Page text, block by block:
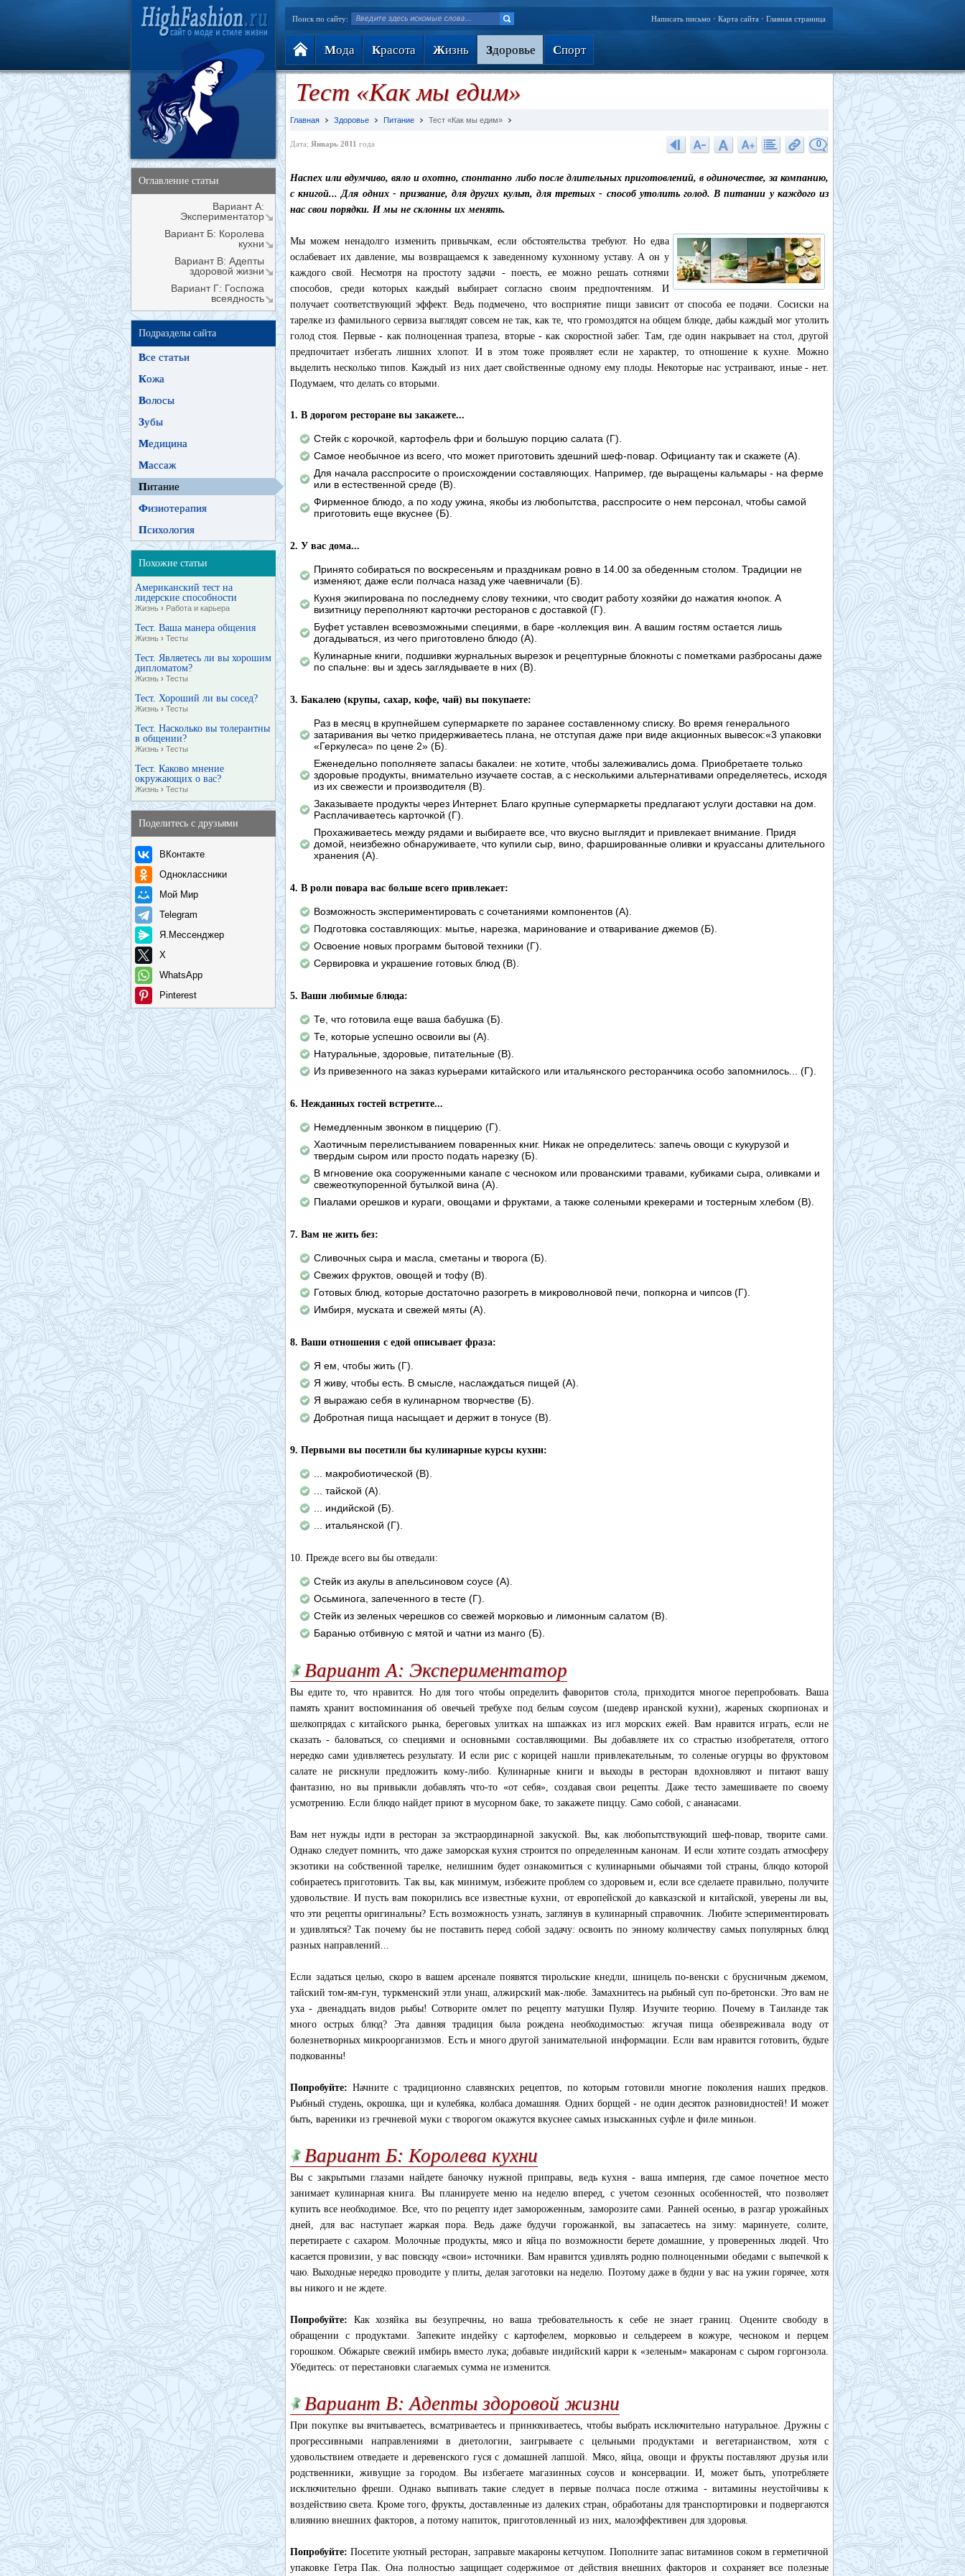
Поиск по сайту: Написать письмо • Карта сайта • Главная страница
Мода Красота Жизнь Здоровье Спорт
Оглавление статьи
Вариант А:
Экспериментатор
Вариант Б: Королева
кухни
Вариант В: Адепты
здоровой жизни
Вариант Г: Госпожа
всеядность
Подразделы сайта
Все статьи
Кожа
Волосы
Зубы
Медицина
Массаж
Питание
Физиотерапия
Психология
Похожие статьи
Американский тест на
лидерские способности
Жизнь › Работа и карьера
Тест. Ваша манера общения
Жизнь › Тесты
Тест. Являетесь ли вы хорошим
дипломатом?
Жизнь › Тесты
Тест. Хороший ли вы сосед?
Жизнь › Тесты
Тест. Насколько вы толерантны
в общении?
Жизнь › Тесты
Тест. Каково мнение
окружающих о вас?
Жизнь › Тесты
Поделитесь с друзьями
ВКонтакте
Одноклассники
Мой Мир
Telegram
Я.Мессенджер
X
WhatsApp
Pinterest
Тест «Как мы едим»
Главная Здоровье Питание Тест «Как мы едим»
Дата: Январь 2011 года 0
Наспех или вдумчиво, вяло и охотно, спонтанно либо после длительных приготовлений, в одиночестве, за компанию,
с книгой... Для одних - призвание, для других культ, для третьих - способ утолить голод. В питании у каждого из
нас свои порядки. И мы не склонны их менять.
Мы можем ненадолго изменить привычкам, если обстоятельства требуют. Но едва
ослабевает их давление, мы возвращаемся к заведенному кухонному уставу. А он у
каждого свой. Несмотря на простоту задачи - поесть, ее можно решать сотнями
способов, среди которых каждый выбирает согласно своим предпочтениям. И
получает соответствующий эффект. Ведь подмечено, что восприятие пищи зависит от способа ее подачи. Сосиски на
тарелке из фамильного сервиза выглядят совсем не так, как те, что громоздятся на общем блюде, дабы каждый мог утолить
голод стоя. Первые - как полноценная трапеза, вторые - как скоростной забег. Там, где один накрывает на стол, другой
предпочитает избегать лишних хлопот. И в этом тоже проявляет если не характер, то отношение к кухне. Можно
выделить несколько типов. Каждый из них дает свойственные одному ему плоды. Некоторые нас устраивают, иные - нет.
Подумаем, что делать со вторыми.
1. В дорогом ресторане вы закажете...
Стейк с корочкой, картофель фри и большую порцию салата (Г).
Самое необычное из всего, что может приготовить здешний шеф-повар. Официанту так и скажете (А).
Для начала расспросите о происхождении составляющих. Например, где выращены кальмары - на ферме
или в естественной среде (В).
Фирменное блюдо, а по ходу ужина, якобы из любопытства, расспросите о нем персонал, чтобы самой
приготовить еще вкуснее (Б).
2. У вас дома...
Принято собираться по воскресеньям и праздникам ровно в 14.00 за обеденным столом. Традиции не
изменяют, даже если полчаса назад уже чаевничали (Б).
Кухня экипирована по последнему слову техники, что сводит работу хозяйки до нажатия кнопок. А
визитницу переполняют карточки ресторанов с доставкой (Г).
Буфет уставлен всевозможными специями, в баре -коллекция вин. А вашим гостям остается лишь
догадываться, из чего приготовлено блюдо (А).
Кулинарные книги, подшивки журнальных вырезок и рецептурные блокноты с пометками разбросаны даже
по спальне: вы и здесь заглядываете в них (В).
3. Бакалею (крупы, сахар, кофе, чай) вы покупаете:
Раз в месяц в крупнейшем супермаркете по заранее составленному списку. Во время генерального
затаривания вы четко придерживаетесь плана, не отступая даже при виде акционных вывесок:«3 упаковки
«Геркулеса» по цене 2» (Б).
Еженедельно пополняете запасы бакалеи: не хотите, чтобы залеживались дома. Приобретаете только
здоровые продукты, внимательно изучаете состав, а с несколькими альтернативами определяетесь, исходя
из их свежести и производителя (В).
Заказываете продукты через Интернет. Благо крупные супермаркеты предлагают услуги доставки на дом.
Расплачиваетесь карточкой (Г).
Прохаживаетесь между рядами и выбираете все, что вкусно выглядит и привлекает внимание. Придя
домой, неизбежно обнаруживаете, что купили сыр, вино, фаршированные оливки и круассаны длительного
хранения (А).
4. В роли повара вас больше всего привлекает:
Возможность экспериментировать с сочетаниями компонентов (А).
Подготовка составляющих: мытье, нарезка, маринование и отваривание джемов (Б).
Освоение новых программ бытовой техники (Г).
Сервировка и украшение готовых блюд (В).
5. Ваши любимые блюда:
Те, что готовила еще ваша бабушка (Б).
Те, которые успешно освоили вы (А).
Натуральные, здоровые, питательные (В).
Из привезенного на заказ курьерами китайского или итальянского ресторанчика особо запомнилось... (Г).
6. Нежданных гостей встретите...
Немедленным звонком в пиццерию (Г).
Хаотичным перелистыванием поваренных книг. Никак не определитесь: запечь овощи с кукурузой и
твердым сыром или просто подать нарезку (Б).
В мгновение ока сооруженными канапе с чесноком или прованскими травами, кубиками сыра, оливками и
свежеоткупоренной бутылкой вина (А).
Пиалами орешков и кураги, овощами и фруктами, а также солеными крекерами и тостерным хлебом (В).
7. Вам не жить без:
Сливочных сыра и масла, сметаны и творога (Б).
Свежих фруктов, овощей и тофу (В).
Готовых блюд, которые достаточно разогреть в микроволновой печи, попкорна и чипсов (Г).
Имбиря, муската и свежей мяты (А).
8. Ваши отношения с едой описывает фраза:
Я ем, чтобы жить (Г).
Я живу, чтобы есть. В смысле, наслаждаться пищей (А).
Я выражаю себя в кулинарном творчестве (Б).
Добротная пища насыщает и держит в тонусе (В).
9. Первыми вы посетили бы кулинарные курсы кухни:
... макробиотической (В).
... тайской (А).
... индийской (Б).
... итальянской (Г).
10. Прежде всего вы бы отведали:
Стейк из акулы в апельсиновом соусе (А).
Осьминога, запеченного в тесте (Г).
Стейк из зеленых черешков со свежей морковью и лимонным салатом (В).
Баранью отбивную с мятой и чатни из манго (Б).
Вариант А: Экспериментатор
Вы едите то, что нравится. Но для того чтобы определить фаворитов стола, приходится многое перепробовать. Ваша
память хранит воспоминания об овечьей требухе под белым соусом (шедевр иранской кухни), жареных скорпионах и
шелкопрядах с китайского рынка, береговых улитках на шпажках из игл морских ежей. Вам нравится играть, если не
сказать - баловаться, со специями и основными составляющими. Вы добавляете их со страстью изобретателя, оттого
нередко сами удивляетесь результату. И если рис с корицей нашли привлекательным, то соленые огурцы во фруктовом
салате не рискнули предложить кому-либо. Кулинарные книги и выходы в ресторан вдохновляют и питают вашу
фантазию, но вы привыкли добавлять что-то «от себя», создавая свои рецепты. Даже тесто замешиваете по своему
усмотрению. Если блюдо найдет приют в мусорном баке, то закажете пиццу. Само собой, с ананасами.
Вам нет нужды идти в ресторан за экстраординарной закуской. Вы, как любопытствующий шеф-повар, творите сами.
Однако следует помнить, что даже заморская кухня строится по определенным канонам. И если хотите создать атмосферу
экзотики на собственной тарелке, нелишним будет ознакомиться с кулинарными обычаями той страны, блюдо которой
собираетесь приготовить. Так вы, как минимум, избежите проблем со здоровьем и, если все сделаете правильно, получите
удовольствие. И пусть вам покорились все известные кухни, от европейской до кавказской и китайской, уверены ли вы,
что эти рецепты оригинальны? Есть возможность узнать, заглянув в кулинарный справочник. Любите эспериментировать
и удивляться? Так почему бы не поставить перед собой задачу: освоить по энному количеству самых популярных блюд
разных направлений...
Если задаться целью, скоро в вашем арсенале появятся тирольские кнедли, шницель по-венски с брусничным джемом,
тайский том-ям-гун, туркменский этли унаш, алжирский мак-любе. Замахнитесь на рыбный суп по-бретонски. Это вам не
уха - двенадцать видов рыбы! Сотворите омлет по рецепту матушки Пуляр. Изучите теорию. Почему в Таиланде так
много острых блюд? Эта давняя традиция была рождена необходимостью: жгучая пища обезвреживала воду от
болезнетворных микроорганизмов. Есть и много другой занимательной информации. Если вам нравится готовить, будьте
подкованны!
Попробуйте: Начните с традиционно славянских рецептов, по которым готовили многие поколения наших предков.
Рыбный студень, окрошка, щи и кулебяка, колбаса домашняя. Одних борщей - не один десяток разновидностей! И может
быть, вареники из гречневой муки с творогом окажутся вкуснее самых изысканных суфле и филе миньон.
Вариант Б: Королева кухни
Вы с закрытыми глазами найдете баночку нужной приправы, ведь кухня - ваша империя, где самое почетное место
занимает кулинарная книга. Вы планируете меню на неделю вперед, с учетом сезонных особенностей, что позволяет
купить все необходимое. Все, что по рецепту идет замороженным, заморозите сами. Ранней осенью, в разгар урожайных
дней, для вас наступает жаркая пора. Ведь даже будучи горожанкой, вы запасаетесь на зиму: маринуете, солите,
перетираете с сахаром. Молочные продукты, мясо и яйца по возможности берете домашние, у проверенных людей. Что
касается провизии, у вас повсюду «свои» источники. Вам нравится удивлять родню полноценными обедами с выпечкой к
чаю. Выходные нередко проводите у плиты, делая заготовки на неделю. Поэтому даже в будни у вас на ужин горячее, хотя
вы никого и не ждете.
Попробуйте: Как хозяйка вы безупречны, но ваша требовательность к себе не знает границ. Оцените свободу в
обращении с продуктами. Запеките индейку с картофелем, морковью и сельдереем в кожуре, чесноком и перцем
горошком. Обжарьте свежий имбирь вместо лука; добавьте индийский карри к «зеленым» макаронам с сыром горгонзола.
Убедитесь: от перестановки слагаемых сумма не изменится.
Вариант В: Адепты здоровой жизни
При покупке вы вчитываетесь, всматриваетесь и принюхиваетесь, чтобы выбрать исключительно натуральное. Дружны с
прогрессивными направлениями в диетологии, заигрываете с цельными продуктами и вегетарианством, хотя с
удовольствием отведаете и деревенского гуся с домашней лапшой. Мясо, яйца, овощи и фрукты поставляют друзья или
родственники, живущие за городом. Вы избегаете магазинных соусов и консервации. И, может быть, употребляете
исключительно фреши. Однако выпивать такие следует в первые полчаса после отжима - витамины неустойчивы к
воздействию света. Кроме того, фрукты, доставленные из далеких стран, обработаны для транспортировки и подвергаются
влиянию внешних факторов, а потому напиток, приготовленный из них, малоэффективен для здоровья.
Попробуйте: Посетите уютный ресторан, заправьте макароны кетчупом. Пополните запас витаминов соком в герметичной
упаковке Гетра Пак. Она полностью защищает содержимое от действия внешних факторов и сохраняет все полезные